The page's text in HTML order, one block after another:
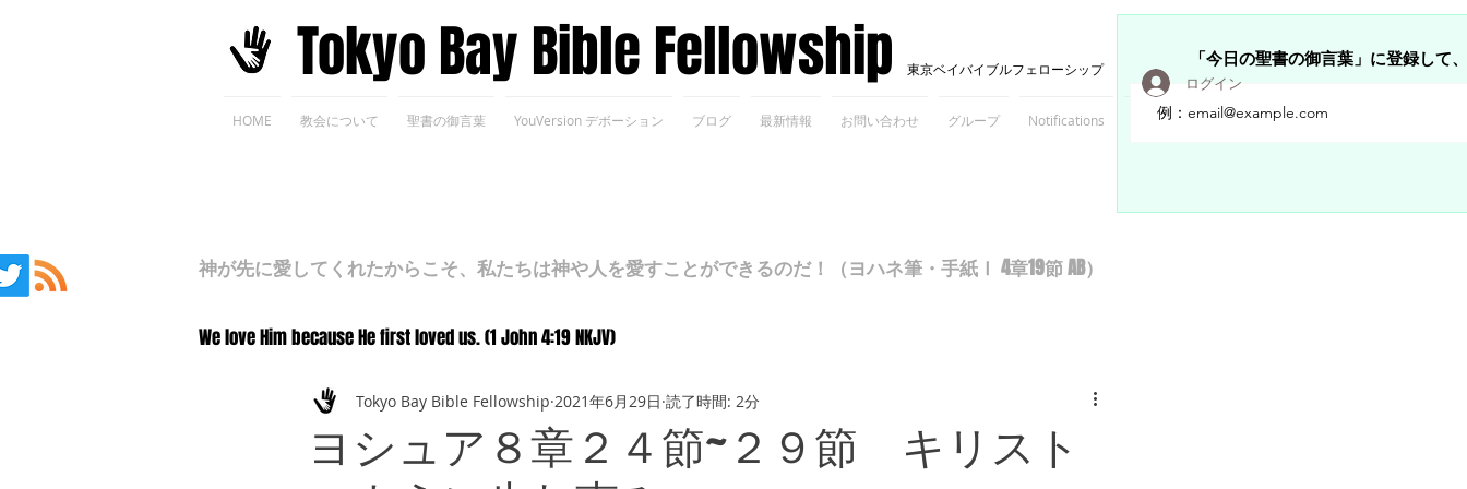
​Tokyo Bay Bible Fellowship 東京ベイバイブルフェローシップ
HOME 教会について 聖書の御言葉 YouVersion デボーション ブログ 最新情報 お問い合わせ グループ Notifications Members
「今日の聖書の御言葉」に登録して
ログイン
神が先に愛してくれたからこそ、私たちは神や人を愛すことができるのだ！（ヨハネ筆・手紙Ⅰ 4章19節 AB）
We love Him because He first loved us. (1 John 4:19 NKJV)
ヨシュア８章２４節~２９節 キリスト
Tokyo Bay Bible Fellowship 2021年6月29日 読了時間: 2分